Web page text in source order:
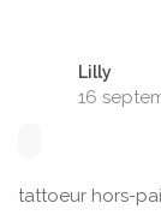
Lilly
16
tattoeur hors-